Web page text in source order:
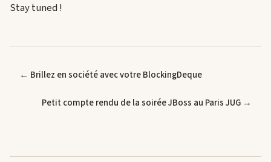
Stay tuned !
← Brillez en société avec votre BlockingDeque
Petit compte rendu de la soirée JBoss au Paris JUG →